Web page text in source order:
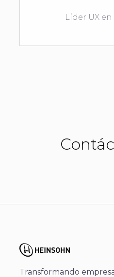
Líder UX
Transformando